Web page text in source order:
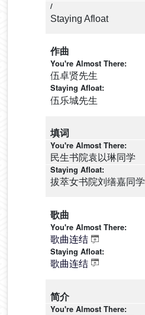
Staying Afloat
作曲
伍卓贤先生
伍乐城先生
填词
民生书院袁以琳同学
拔萃女书院刘缮嘉同学
歌曲
歌曲连结
歌曲连结
简介